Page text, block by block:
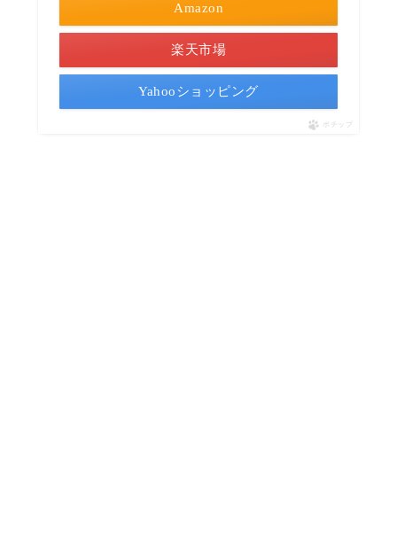
Amazon
楽天市場
Yahooショッピング
ポチップ